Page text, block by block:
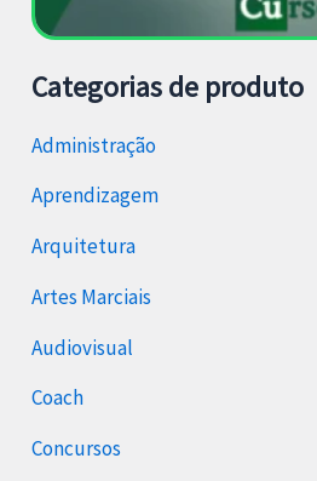
Categorias de produto
Administração
Aprendizagem
Arquitetura
Artes Marciais
Audiovisual
Coach
Concursos